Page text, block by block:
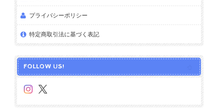
プライバシーポリシー
特定商取引法に基づく表記
FOLLOW US!